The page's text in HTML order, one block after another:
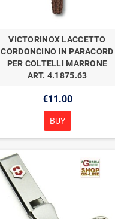
VICTORINOX LACCETTO
CORDONCINO IN PARACORD
PER COLTELLI MARRONE
ART. 4.1875.63
€11.00
BUY